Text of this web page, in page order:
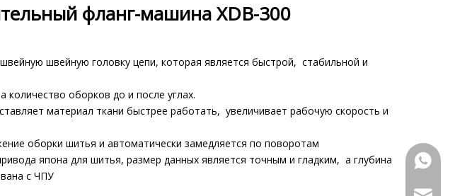
фланг-машина XDB-300
швейную головку цепи, которая является быстрой, стабильной и
оборков до и после углах.
материал ткани быстрее работать, увеличивает рабочую скорость и
оборки шитья и автоматически замедляется по поворотам
япона для шитья, размер данных является точным и гладким, а глубина
с ЧПУ
+86